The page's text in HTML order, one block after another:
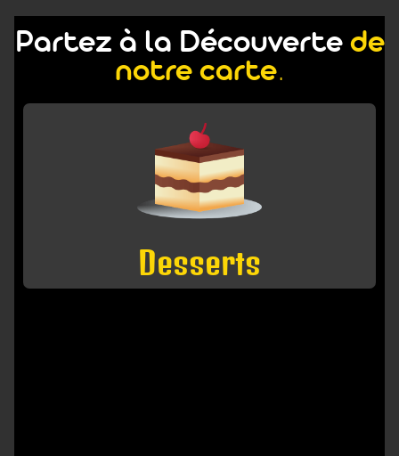
Partez à la Découverte de
notre carte.
Desserts